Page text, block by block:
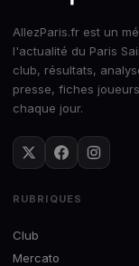
AllezParis.fr est un
l'actualité du Paris
club, résultats,
presse, fiches
chaque jour.
RUBRIQUES
Club
Mercato